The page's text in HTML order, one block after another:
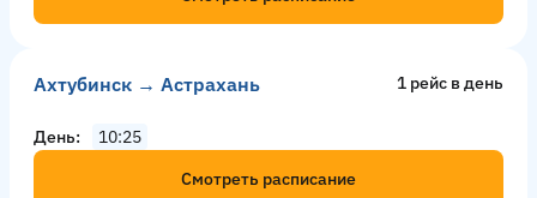
Ахтубинск → Астрахань 1 рейс в день
День
10:25
Смотреть расписание